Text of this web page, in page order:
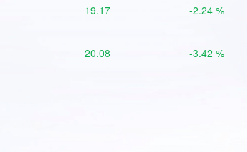
19.17 -2.24 %
20.08 -3.42 %